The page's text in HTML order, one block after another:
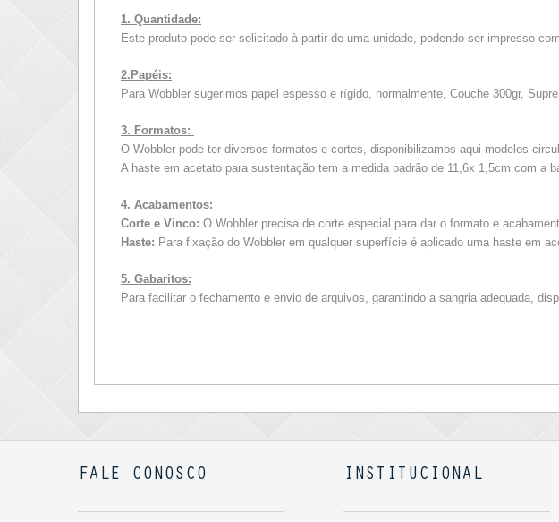
1. Quantidade:
Este produto pode ser solicitado à partir de uma unidade, podendo ser impresso
2.Papéis:
Para Wobbler sugerimos papel espesso e rígido, normalmente, Couche 300gr,
3. Formatos:
O Wobbler pode ter diversos formatos e cortes, disponibilizamos aqui modelos
A haste em acetato para sustentação tem a medida padrão de 11,6x 1,5cm com a
4. Acabamentos:
Corte e Vinco: O Wobbler precisa de corte especial para dar o formato e
Haste: Para fixação do Wobbler em qualquer superfície é aplicado uma haste em
5. Gabaritos:
Para facilitar o fechamento e envio de arquivos, garantindo a sangria adequada,
FALE CONOSCO INSTITUCIONAL